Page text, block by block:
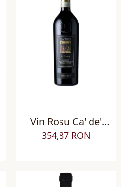
Vin Rosu Ca' de'
Rocchi La Bastia
Amarone della
354,87 RON